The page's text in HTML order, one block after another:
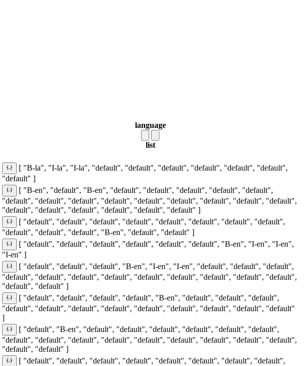
language
list
[ "B-la", "I-la", "I-la", "default", "default", "default", "default", "default", "default",
"default" ]
[ "B-en", "default", "B-en", "default", "default", "default", "default", "default",
"default", "default", "default", "default", "default", "default", "default", "default", "default",
"default", "default", "default", "default", "default", "default" ]
[ "default", "default", "default", "default", "default", "default", "default", "default",
"default", "default", "default", "B-en", "default", "default" ]
[ "default", "default", "default", "default", "default", "default", "B-en", "I-en", "I-en",
"I-en" ]
[ "default", "default", "default", "B-en", "I-en", "I-en", "default", "default", "default",
"default", "default", "default", "default", "default", "default", "default", "default", "default",
"default", "default" ]
[ "default", "default", "default", "default", "B-en", "default", "default", "default",
"default", "default", "default", "default", "default", "default", "default", "default", "default"
]
[ "default", "B-en", "default", "default", "default", "default", "default", "default",
"default", "default", "default", "default", "default", "default", "default", "default", "default",
"default", "default" ]
[ "default", "default", "default", "default", "default", "default", "default", "default",